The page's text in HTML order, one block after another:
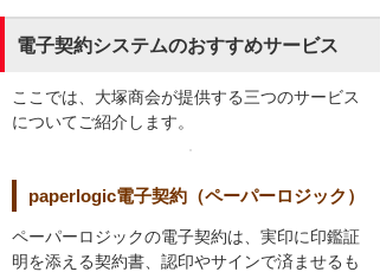
電子契約システムのおすすめサービス
ここでは、大塚商会が提供する三つのサービス
についてご紹介します。
paperlogic電子契約（ペーパーロジック）
ペーパーロジックの電子契約は、実印に印鑑証
明を添える契約書、認印やサインで済ませるも